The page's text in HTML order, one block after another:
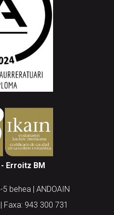
Erroitz BM
behea | ANDOAIN
Faxa: 943 300 731